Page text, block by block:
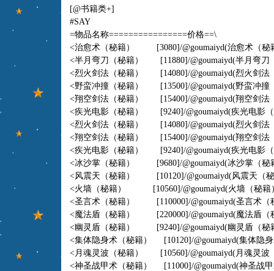
[@书籍类+]
#SAY
=物品名称================价格==\
<治愈术（秘籍） [3080]/@goumaiyd(治愈术（秘
<半月弯刀（秘籍） [11880]/@goumaiyd(半月弯刀
<烈火剑法（秘籍） [14080]/@goumaiyd(烈火剑法
<野蛮冲撞（秘籍） [13500]/@goumaiyd(野蛮冲撞
<翔空剑法（秘籍） [15400]/@goumaiyd(翔空剑法
<疾光电影（秘籍） [9240]/@goumaiyd(疾光电影（
<烈火剑法（秘籍） [14080]/@goumaiyd(烈火剑
<翔空剑法（秘籍） [15400]/@goumaiyd(翔空剑
<疾光电影（秘籍） [9240]/@goumaiyd(疾光电
<冰沙掌（秘籍） [9680]/@goumaiyd(冰沙掌（
<风震天（秘籍） [10120]/@goumaiyd(风震天
<火墙（秘籍） [10560]/@goumaiyd(火墙（
<圣言术（秘籍） [110000]/@goumaiyd(圣言术（
<魔法盾（秘籍） [220000]/@goumaiyd(魔法盾（
<幽灵盾（秘籍） [9240]/@goumaiyd(幽灵盾（秘
<集体隐身术（秘籍） [10120]/@goumaiyd(集体隐
<月魂灵波（秘籍） [10560]/@goumaiyd(月魂灵
<神圣战甲术（秘籍） [11000]/@goumaiyd(神圣战